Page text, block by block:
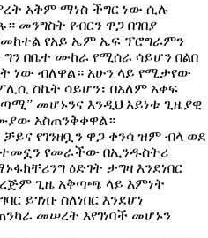
አቅም ማነስ ችግር ነው ሲሉ
መንግስት የብርን ዋጋ በገበያ
የአይ ኤም ኤፍ ፕሮግራምን
በቤተ ሙከራ የሚሰራ ሳይሆን በልበ
ነው ብለዋል። አሁን ላይ የሚታየው
ስኬት ሳይሆን፣ በአለም አቀፍ
መሆኑንና እንዲህ አይነቱ ጊዜያዊ
አስጠንቅቀዋል።
ቻይና የገንዘቧን ዋጋ ቀንሳ ዝም ብላ ወደ
ተመኗን የመራችው በኢንዱስትሪ
ዕድገት ታግዛ እንደነበር
ጊዜ አቅጣጫ ላይ እምነት
ይገነቡ ስለነበር እንደሆነ
መሠረት እየገነባች መሆኑን